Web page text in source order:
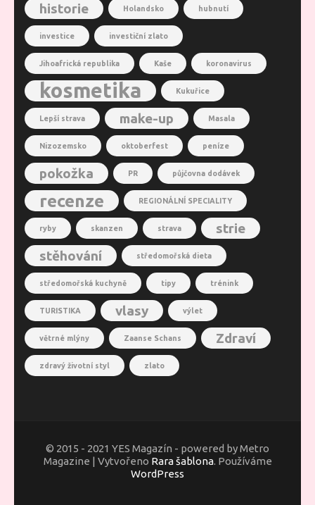
historie Holandsko hubnutí
investice investiční zlato
Jihoafrická republika Kaše koronavirus
kosmetika Kukuřice
Lepší strava make-up Masala
Nizozemsko oktoberfest peníze
pokožka PR půjčovna dodávek
recenze REGIONÁLNÍ SPECIALITY
ryby skanzen strava
strie
stěhování
středomořská dieta
středomořská kuchyně tipy trénink
TURISTIKA vlasy výlet
větrné mlýny Zaanse Schans Zdraví
zdravý životní styl zlato
© 2015 - 2021 YES Magazín - powered by Metro
Magazine | Vytvořeno Rara šablona. Používáme
WordPress